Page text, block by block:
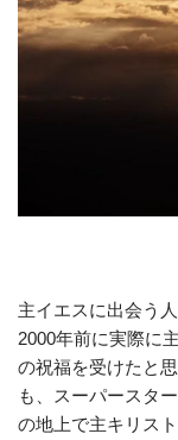
主イエスに出会う
2000年前に実際に
の祝福を受けたと
も、スーパースタ
の地上で主キリス